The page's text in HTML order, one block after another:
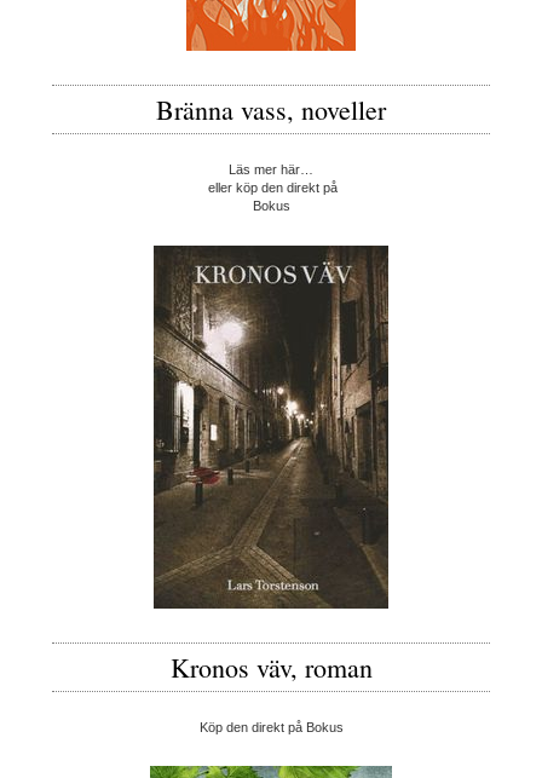
Bränna vass, noveller
Läs mer här…
eller köp den direkt på
Bokus
Kronos väv, roman
Köp den direkt på Bokus